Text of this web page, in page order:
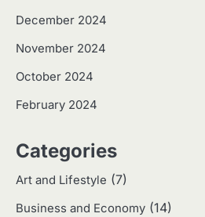
December 2024
November 2024
October 2024
February 2024
Categories
Art and Lifestyle (7)
Business and Economy (14)
2
Harga Emas
Eco Contributor